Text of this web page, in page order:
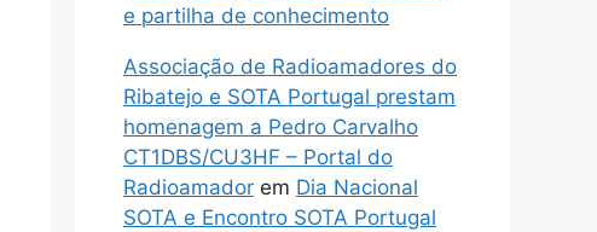
e partilha de conhecimento
Associação de Radioamadores do
Ribatejo e SOTA Portugal prestam
homenagem a Pedro Carvalho
CT1DBS/CU3HF – Portal do
Radioamador em Dia Nacional
SOTA e Encontro SOTA Portugal